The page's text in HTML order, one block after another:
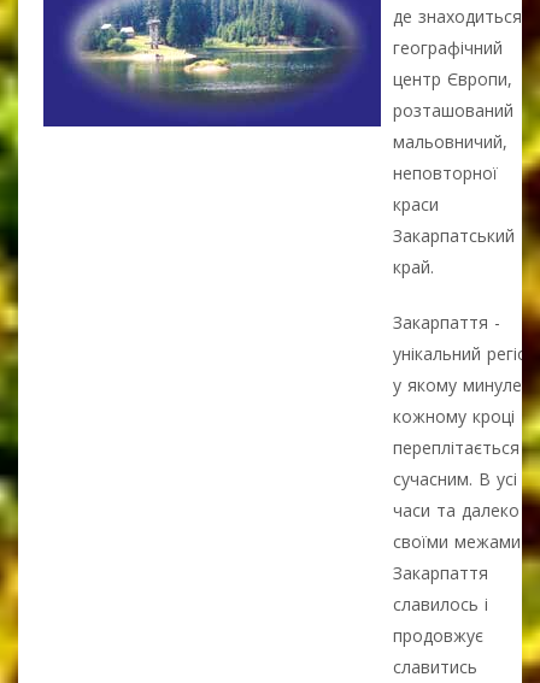
де знаходиться
географічний
центр Європи,
розташований
мальовничий,
неповторної
краси
Закарпатський
край.
Закарпаття -
унікальний
у якому минуле
кожному кроці
переплітається із
сучасним. В усі
часи та далеко
своїми межами
Закарпаття
славилось і
продовжує
славитись